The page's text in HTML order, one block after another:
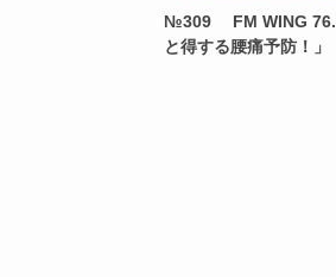
№309 FM WING
と得する腰痛予防！」